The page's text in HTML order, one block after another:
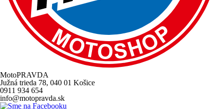
MotoPRAVDA
Južná trieda 78, 040 01 Košice
0911 934 654
info@motopravda.sk